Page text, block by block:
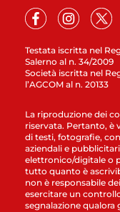
Testata iscritta nel
Salerno al n. 34/2009
Società iscritta nel
l’AGCOM al n. 20133
La riproduzione dei
riservata. Pertanto, è
di testi, fotografie,
aziendali e
elettronico/digitale o
tutto quanto è
non è responsabile
esercitare un
segnalazione qualora